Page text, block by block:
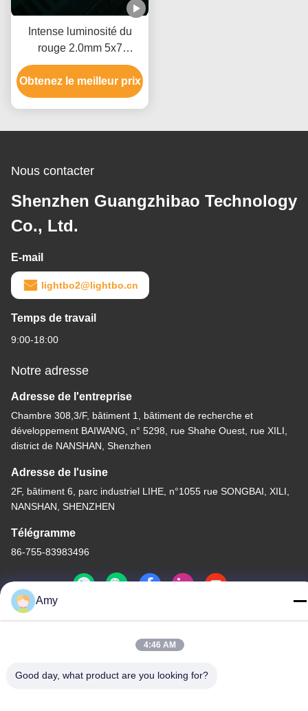
Intense luminosité du
rouge 2.0mm 5x7
d'affichage ultra lumineux
de matrice de points
Obtenez le meilleur prix
Nous contacter
Shenzhen Guangzhibao Technology
Co., Ltd.
E-mail
lightbo2@lightbo.cn
Temps de travail
9:00-18:00
Notre adresse
Adresse de l'entreprise
Chambre 308,3/F, bâtiment 1, bâtiment de recherche et
développement BAIWANG, n° 5298, rue Shahe Ouest, rue XILI,
district de NANSHAN, Shenzhen
Adresse de l'usine
2F, bâtiment 6, parc industriel LIHE, n°1055 rue SONGBAI, XILI,
NANSHAN, SHENZHEN
Télégramme
86-755-83983496
Politique de confidentialité |
fournisseur. -2026 Shenzhen Guangzhibao Technology Co., Ltd.
Amy
4:46 AM
Good day, what product are you looking for?